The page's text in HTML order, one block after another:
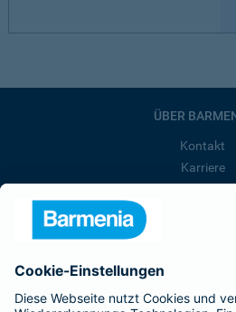
ÜBER
Kontakt
Karriere
Barmenia ist Teil der